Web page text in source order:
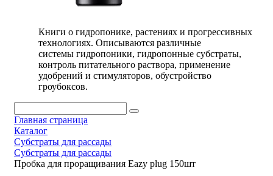
Книги о гидропонике, растениях и прогрессивных
технологиях. Описываются различные
системы гидропоники, гидропонные субстраты,
контроль питательного раствора, применение
удобрений и стимуляторов, обустройство
гроубоксов.
Главная страница
Каталог
Субстраты для рассады
Субстраты для рассады
Пробка для проращивания Eazy plug 150шт